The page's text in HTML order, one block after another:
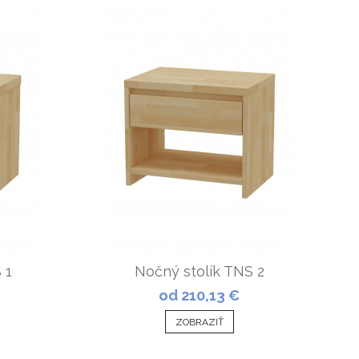
1
Nočný stolík TNS 2
od 210,13 €
ZOBRAZIŤ